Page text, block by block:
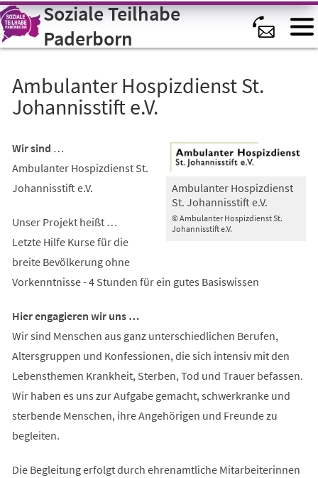
Visuelle
Assistenzsoftware
öffnen.
Soziale Teilhabe
Paderborn
Ambulanter Hospizdienst St.
Johannisstift e.V.
© Ambulanter Hospizdienst St.
Johannisstift e.V.
Ambulanter Hospizdienst
St. Johannisstift e.V.
Wir sind …
Ambulanter Hospizdienst St.
Johannisstift e.V.
Unser Projekt heißt …
Letzte Hilfe Kurse für die
breite Bevölkerung ohne
Vorkenntnisse - 4 Stunden für ein gutes Basiswissen
Hier engagieren wir uns …
Wir sind Menschen aus ganz unterschiedlichen Berufen,
Altersgruppen und Konfessionen, die sich intensiv mit den
Lebensthemen Krankheit, Sterben, Tod und Trauer befassen.
Wir haben es uns zur Aufgabe gemacht, schwerkranke und
sterbende Menschen, ihre Angehörigen und Freunde zu
begleiten.
Die Begleitung erfolgt durch ehrenamtliche Mitarbeiterinnen